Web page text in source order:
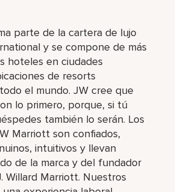
parte de la cartera de lujo
y se compone de más
hoteles en ciudades
de resorts
el mundo. JW cree que
lo primero, porque, si tú
también lo serán. Los
Marriott son confiados,
intuitivos y llevan
de la marca y del fundador
Willard Marriott. Nuestros